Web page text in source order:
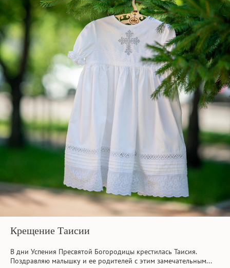
Крещение Таисии
В дни Успения Пресвятой Богородицы крестилась Таисия.
Поздравляю малышку и ее родителей с этим замечательным...